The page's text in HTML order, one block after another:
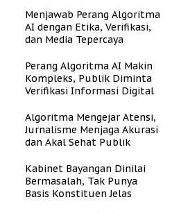
Menjawab Perang Algoritma
AI dengan Etika, Verifikasi,
dan Media Tepercaya
Perang Algoritma AI Makin
Kompleks, Publik Diminta
Verifikasi Informasi Digital
Algoritma Mengejar Atensi,
Jurnalisme Menjaga Akurasi
dan Akal Sehat Publik
Kabinet Bayangan Dinilai
Bermasalah, Tak Punya
Basis Konstituen Jelas